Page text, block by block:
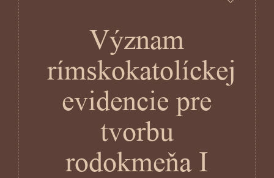
Význam
rímskokatolíckej
evidencie pre
tvorbu
rodokmeňa I